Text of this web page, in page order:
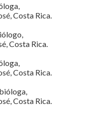
Costa Rica.
Costa Rica.
Costa Rica.
Costa Rica.